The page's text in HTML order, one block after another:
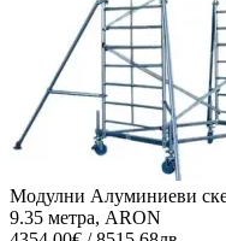
Модулни Алуминиеви
9.35 метра, ARON